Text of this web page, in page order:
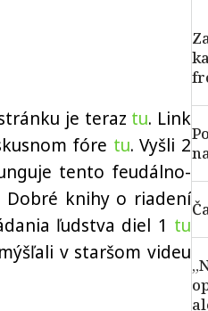
je teraz tu. Link
fóre tu. Vyšli 2
tento feudálno-
knihy o riadení
ľudstva diel 1 tu
v staršom videu